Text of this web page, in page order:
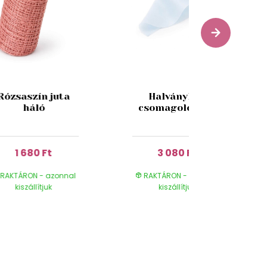
juta
háló
1 680 Ft
- azonnal
kiszállítjuk
Halványkék
csomagolófólia
3 080 Ft
RAKTÁRON - azonnal
kiszállítjuk